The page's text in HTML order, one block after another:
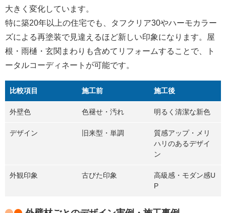
大きく変化しています。
特に築20年以上の住宅でも、タフクリア30やハーモカラー
ズによる再塗装で見違えるほど新しい印象になります。屋
根・雨樋・玄関まわりも含めてリフォームすることで、ト
ータルコーディネートが可能です。
比較項目 施工前 施工後
外壁色 色褪せ・汚れ 明るく清潔な新色
デザイン 旧来型・単調
質感アップ・メリ
ハリのあるデザイ
ン
外観印象 古びた印象
高級感・モダン感U
P